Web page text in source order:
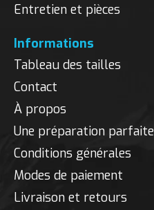
Entretien et pièces
Informations
Tableau des tailles
Contact
À propos
Une préparation parfaite
Conditions générales
Modes de paiement
Livraison et retours